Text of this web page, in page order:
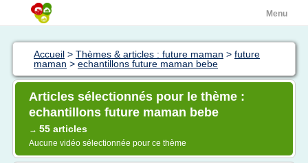
Menu
Accueil > Thèmes & articles : future maman > future
maman > echantillons future maman bebe
Articles sélectionnés pour le thème :
echantillons future maman bebe
→ 55 articles
Aucune vidéo sélectionnée pour ce thème